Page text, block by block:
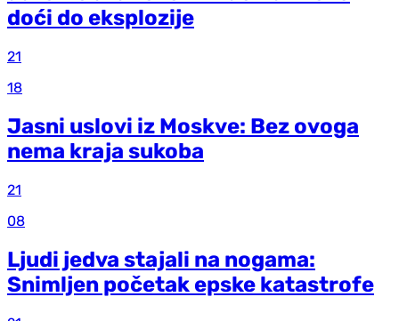
doći do eksplozije
21
18
Jasni uslovi iz Moskve: Bez ovoga
nema kraja sukoba
21
08
Ljudi jedva stajali na nogama:
Snimljen početak epske katastrofe